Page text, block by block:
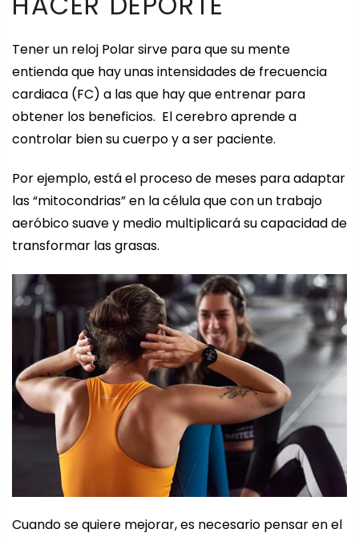
Tener un reloj Polar sirve para que su mente
entienda que hay unas intensidades de frecuencia
cardiaca (FC) a las que hay que entrenar para
obtener los beneficios. El cerebro aprende a
controlar bien su cuerpo y a ser paciente.
Por ejemplo, está el proceso de meses para adaptar
las “mitocondrias” en la célula que con un trabajo
aeróbico suave y medio multiplicará su capacidad de
transformar las grasas.
Cuando se quiere mejorar, es necesario pensar en el